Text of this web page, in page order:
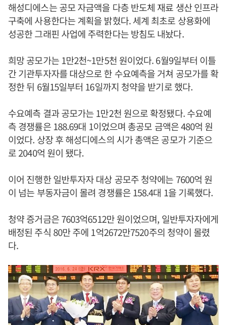
해성디에스는 공모 자금액을 다층 반도체 재료 생산 인프라
구축에 사용한다는 계획을 밝혔다. 세계 최초로 상용화에
성공한 그래핀 사업에 주력한다는 방침도 내놨다.
희망 공모가는 1만2천~1만5천 원이었다. 6월9일부터 이틀
간 기관투자자를 대상으로 한 수요예측을 거쳐 공모가를 확
정한 뒤 6월15일부터 16일까지 청약을 받기로 했다.
수요예측 결과 공모가는 1만2천 원으로 확정됐다. 수요예
측 경쟁률은 188.69대 1이었으며 총공모 금액은 480억 원
이었다. 상장 후 해성디에스의 시가 총액은 공모가 기준으
로 2040억 원이 됐다.
이어 진행한 일반투자자 대상 공모주 청약에는 7600억 원
이 넘는 부동자금이 몰려 경쟁률은 158.4대 1을 기록했다.
청약 증거금은 7603억6512만 원이었으며, 일반투자자에게
배정된 주식 80만 주에 1억2672만7520주의 청약이 몰렸
다.